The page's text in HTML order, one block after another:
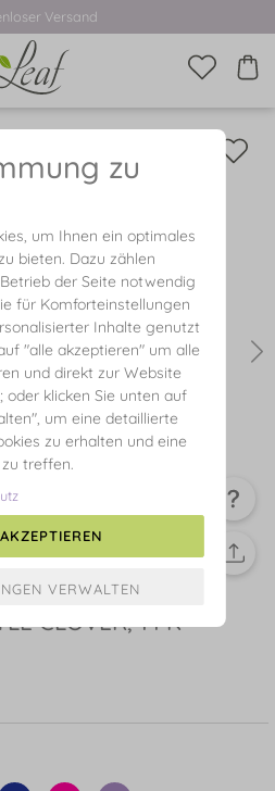
Versand
CLOVER, 14 K
zu
um Ihnen ein optimales
bieten. Dazu zählen
der Seite notwendig
für Komforteinstellungen
Inhalte genutzt
"alle akzeptieren" um alle
und direkt zur Website
oder klicken Sie unten auf
um eine detaillierte
zu erhalten und eine
treffen.